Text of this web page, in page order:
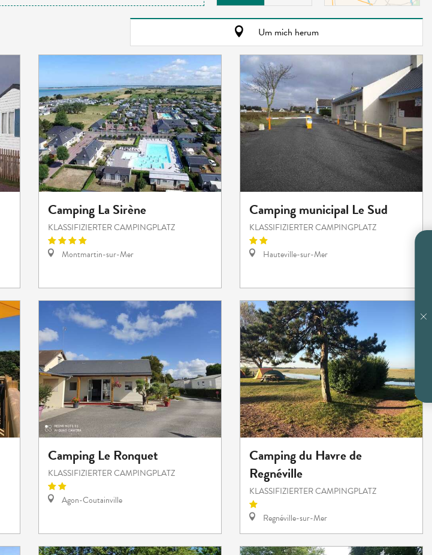
Um mich herum
Camping La Sirène
KLASSIFIZIERTER CAMPINGPLATZ
Montmartin-sur-Mer
Camping municipal Le Sud
KLASSIFIZIERTER CAMPINGPLATZ
Hauteville-sur-Mer
Camping Le Ronquet
KLASSIFIZIERTER CAMPINGPLATZ
Agon-Coutainville
Camping du Havre de
Regnéville
KLASSIFIZIERTER CAMPINGPLATZ
Regnéville-sur-Mer